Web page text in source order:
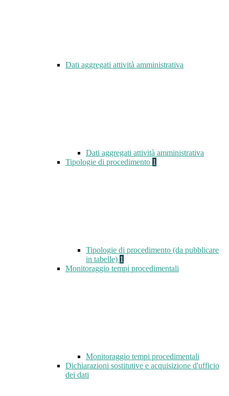
Dati aggregati attività amministrativa
Dati aggregati attività amministrativa
Tipologie di procedimento 1
Tipologie di procedimento (da pubblicare
in tabelle) 1
Monitoraggio tempi procedimentali
Monitoraggio tempi procedimentali
Dichiarazioni sostitutive e acquisizione d'ufficio
dei dati